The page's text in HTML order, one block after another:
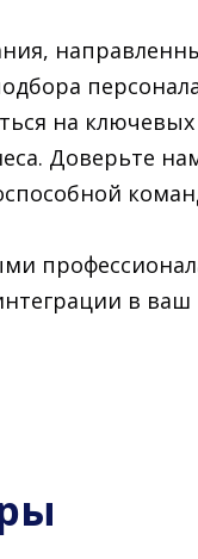
на ключевых
Доверьте
в ваш